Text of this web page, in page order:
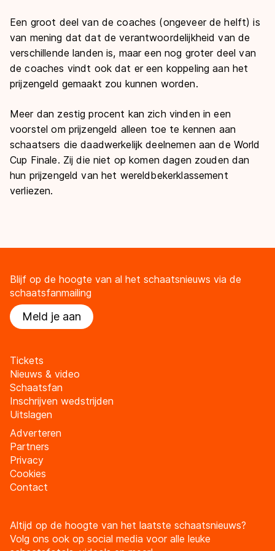
Een groot deel van de coaches (ongeveer de helft) is
van mening dat dat de verantwoordelijkheid van de
verschillende landen is, maar een nog groter deel van
de coaches vindt ook dat er een koppeling aan het
prijzengeld gemaakt zou kunnen worden.
Meer dan zestig procent kan zich vinden in een
voorstel om prijzengeld alleen toe te kennen aan
schaatsers die daadwerkelijk deelnemen aan de World
Cup Finale. Zij die niet op komen dagen zouden dan
hun prijzengeld van het wereldbekerklassement
verliezen.
Blijf op de hoogte van al het schaatsnieuws via de
schaatsfanmailing
Meld je aan
Tickets
Nieuws & video
Schaatsfan
Inschrijven wedstrijden
Uitslagen
Adverteren
Partners
Privacy
Cookies
Contact
Altijd op de hoogte van het laatste schaatsnieuws?
Volg ons ook op social media voor alle leuke